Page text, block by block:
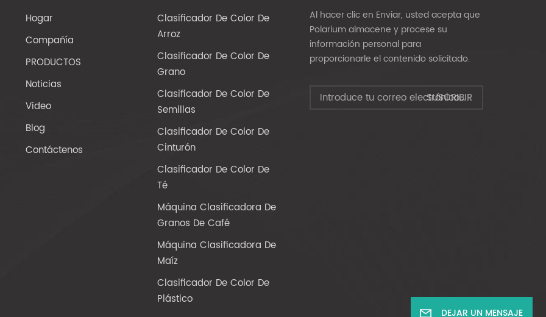
Hogar
Compañía
PRODUCTOS
Noticias
Video
Blog
Contáctenos
Clasificador De Color De
Arroz
Clasificador De Color De
Grano
Clasificador De Color De
Semillas
Clasificador De Color De
Cinturón
Clasificador De Color De
Té
Máquina Clasificadora De
Granos De Café
Máquina Clasificadora De
Maíz
Clasificador De Color De
Plástico
Al hacer clic en Enviar, usted acepta que
Polarium almacene y procese su
información personal para
proporcionarle el contenido solicitado.
DEJAR UN MENSAJE